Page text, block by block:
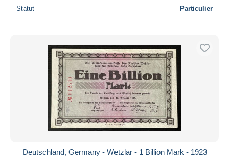
Statut Particulier
Deutschland, Germany - Wetzlar - 1 Billion Mark - 1923